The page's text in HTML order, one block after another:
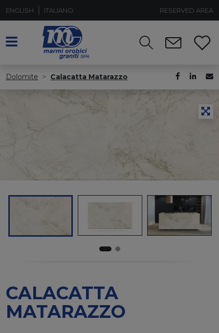
ENGLISH ITALIANO RESERVED AREA
Dolomite Calacatta Matarazzo
CALACATTA
MATARAZZO